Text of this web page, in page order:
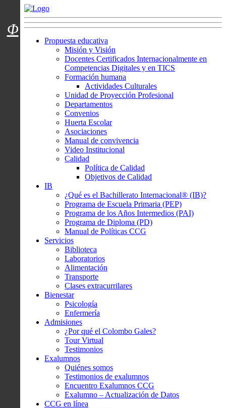
Menú usuarios
Propuesta educativa
Misión y Visión
Docentes Certificados Internacionalmente en
Competencias Digitales y en TICS
Formación humana
Actividades Culturales
Unidad de Proyección Profesional
Departamentos
Convenios
Huerta Escolar
Asociaciones
Manual de convivencia
Video Institucional
Calidad
Política de Calidad
Objetivos de Calidad
IB
¿Qué es el Bachillerato Internacional® (IB)?
Programa de Escuela Primaria (PEP)
Programa de los Años Intermedios (PAI)
Programa de Diploma (PD)
Manual de Políticas CCG
Servicios
Biblioteca
Laboratorios
Alimentación
Transporte
Clases extracurrilares
Bienestar
Psicología
Enfermería
Admisiones
¿Por qué el Colombo Gales?
Tour Virtual
Testimonios
Exalumnos
Quiénes somos
Testimonios de exalumnos
Encuentro Exalumnos CCG
Exalumno – Actualización de Datos
CCG en línea
Φ